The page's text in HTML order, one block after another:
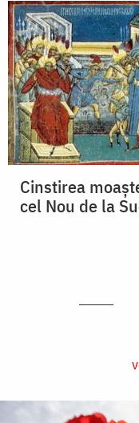
Cinstirea
cel Nou de la